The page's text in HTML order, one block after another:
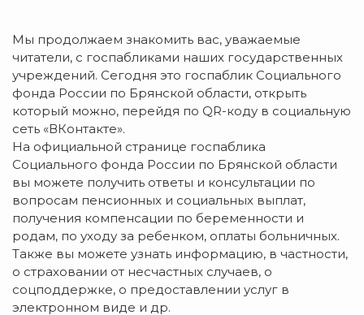
Мы продолжаем знакомить вас, уважаемые
читатели, с госпабликами наших государственных
учреждений. Сегодня это госпаблик Социального
фонда России по Брянской области, открыть
который можно, перейдя по QR-коду в социальную
сеть «ВКонтакте».
На официальной странице госпаблика
Социального фонда России по Брянской области
вы можете получить ответы и консультации по
вопросам пенсионных и социальных выплат,
получения компенсации по беременности и
родам, по уходу за ребенком, оплаты больничных.
Также вы можете узнать информацию, в частности,
о страховании от несчастных случаев, о
соцподдержке, о предоставлении услуг в
электронном виде и др.